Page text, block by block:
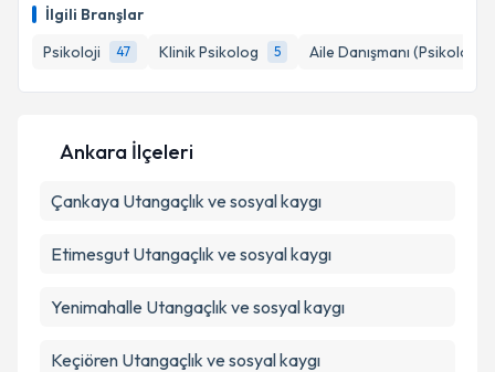
İlgili Branşlar
Psikoloji
47 Klinik Psikolog 5 Aile Danışmanı (Psikolog)
E-posta Adresiniz
Metni'ni okudum ve kişisel verilerimin belirtilen
kapsamda işlenmesini kabul ediyorum.
Ankara İlçeleri
Çankaya Utangaçlık ve sosyal kaygı
Etimesgut Utangaçlık ve sosyal kaygı
Yenimahalle Utangaçlık ve sosyal kaygı
Keçiören Utangaçlık ve sosyal kaygı